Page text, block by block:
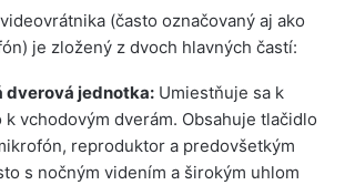
(často označovaný aj ako
je zložený z dvoch hlavných častí:
dverová jednotka: Umiestňuje sa k
k vchodovým dverám. Obsahuje tlačidlo
reproduktor a predovšetkým
s nočným videním a širokým uhlom